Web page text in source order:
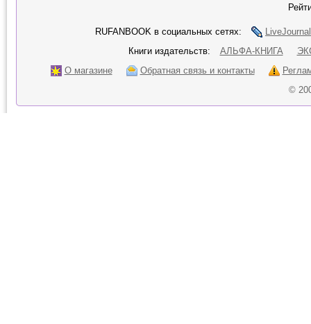
RUFANBOOK в социальных сетях:
LiveJournal
Книги издательств:
АЛЬФА-КНИГА
О магазине
Обратная связь и контакты
©